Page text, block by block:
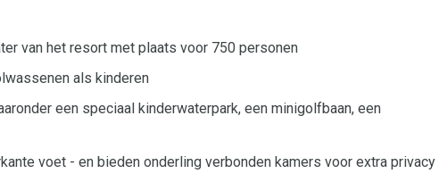
van het resort met plaats voor 750 personen
als kinderen
een speciaal kinderwaterpark, een minigolfbaan, een
voet - en bieden onderling verbonden kamers voor extra privacy